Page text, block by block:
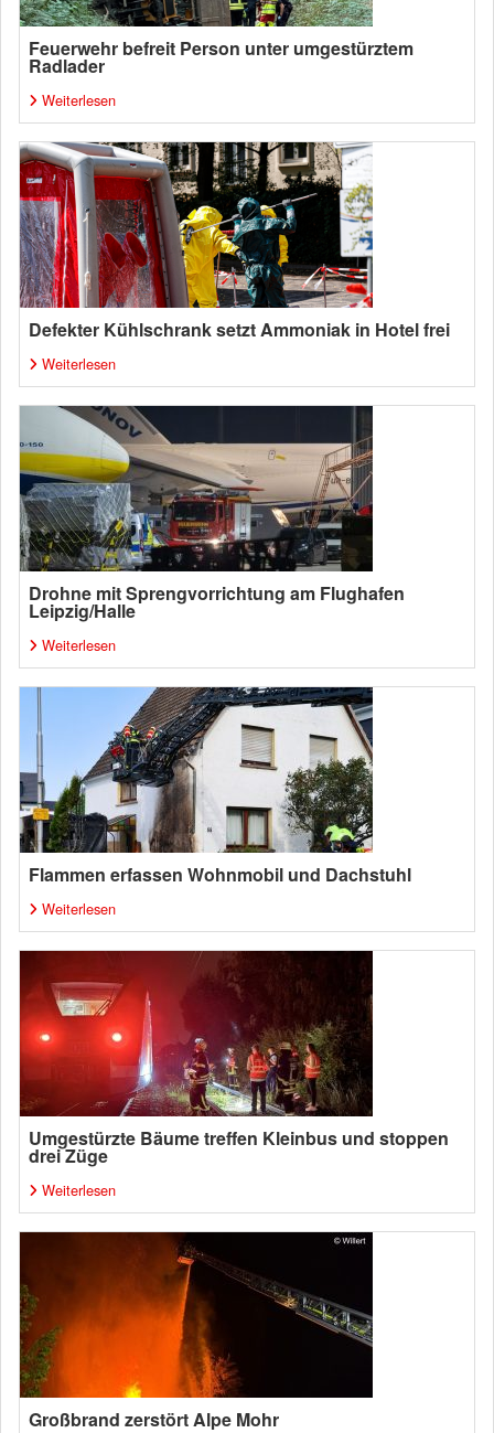
Feuerwehr befreit Person unter umgestürztem
Radlader
Weiterlesen
Defekter Kühlschrank setzt Ammoniak in Hotel frei
Weiterlesen
Drohne mit Sprengvorrichtung am Flughafen
Leipzig/Halle
Weiterlesen
Flammen erfassen Wohnmobil und Dachstuhl
Weiterlesen
Umgestürzte Bäume treffen Kleinbus und stoppen
drei Züge
Weiterlesen
Großbrand zerstört Alpe Mohr